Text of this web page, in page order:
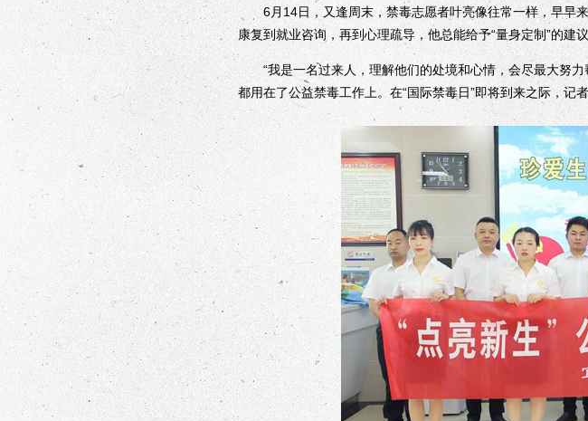
6月14日，又逢周末，禁毒志愿者叶亮像往常一样，早早来
康复到就业咨询，再到心理疏导，他总能给予“量身定制”的建
“我是一名过来人，理解他们的处境和心情，会尽最大努力
都用在了公益禁毒工作上。在“国际禁毒日”即将到来之际，记